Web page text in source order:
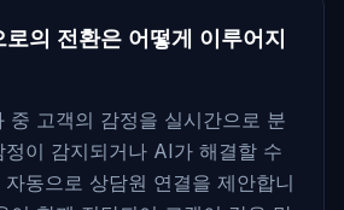
의 전환은 어떻게 이루어지
고객의 감정을 실시간으로 분
이 감지되거나 AI가 해결할 수
동으로 상담원 연결을 제안합니